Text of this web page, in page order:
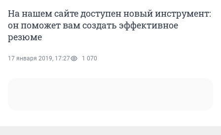
На нашем сайте доступен новый инструмент:
он поможет вам создать эффективное
резюме
17 января 2019, 17:27 1 070